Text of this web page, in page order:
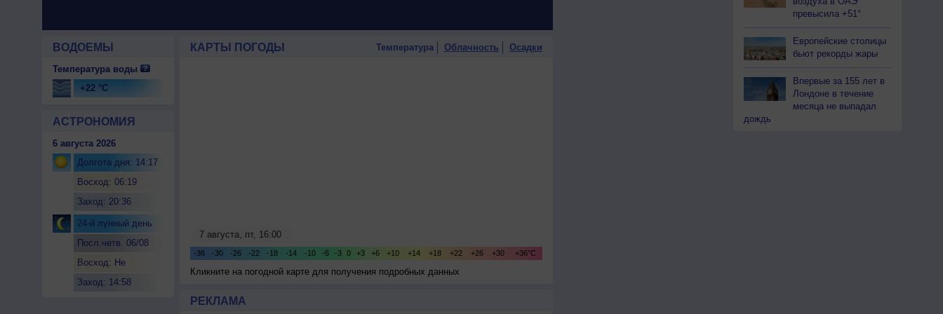
ВОДОЕМЫ
Температура воды
+22 °C
АСТРОНОМИЯ
6 августа 2026
Долгота дня: 14:17
Восход: 06:19
Заход: 20:36
24-й лунный день
Посл.четв. 06/08
Восход: Не
Заход: 14:58
КАРТЫ ПОГОДЫ Температура Облачность Осадки
Кликните на погодной карте для получения подробных данных
РЕКЛАМА
превысила +51°
Европейские столицы
бьют рекорды жары
Впервые за 155 лет в
Лондоне в течение
месяца не выпадал
дождь